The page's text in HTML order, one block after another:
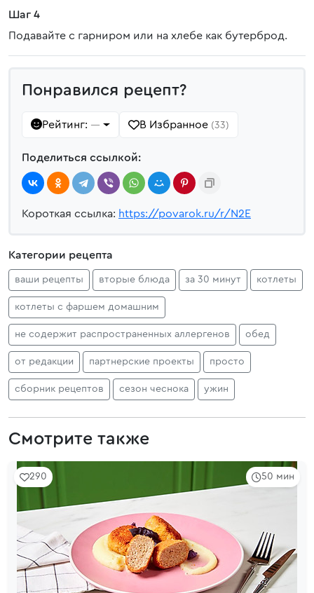
Шаг 4
Подавайте с гарниром или на хлебе как бутерброд.
Понравился рецепт?
Рейтинг: — В Избранное (33)
Поделиться ссылкой:
Короткая ссылка: https://povarok.ru/r/N2E
Категории рецепта
ваши рецепты вторые блюда за 30 минут котлеты
котлеты с фаршем домашним
не содержит распространенных аллергенов обед
от редакции партнерские проекты просто
сборник рецептов сезон чеснока ужин
Смотрите также
50 мин
290